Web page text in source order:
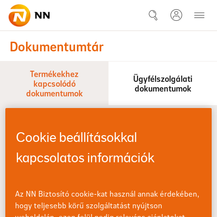
Ugrás a fő tartalomhoz
Dokumentumtár
Dokumentumtár
Termékekhez
kapcsolódó
dokumentumok
Ügyfélszolgálati
dokumentumok
Szűkítse a találatokat
Terméknév
Ügyfélkör
Cookie beállításokkal
kapcsolatos információk
Az NN Biztosító cookie-kat használ annak érdekében,
hogy teljesebb körű szolgáltatást nyújtson